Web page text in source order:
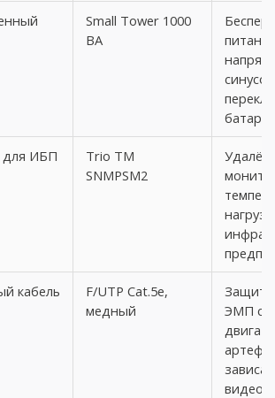
Small Tower 1000
ВА
для ИБП
Trio TM
SNMPSM2
кабель
F/UTP Cat.5e,
медный
Защита
ЭМП